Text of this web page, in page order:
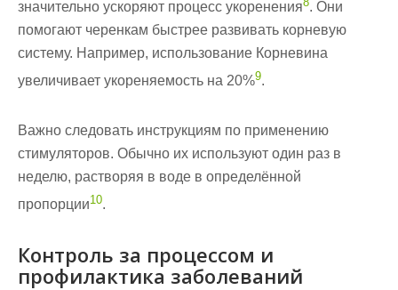
значительно ускоряют процесс укоренения . Они
помогают черенкам быстрее развивать корневую
систему. Например, использование Корневина
увеличивает укореняемость на 20%9.
Важно следовать инструкциям по применению
стимуляторов. Обычно их используют один раз в
неделю, растворяя в воде в определённой
пропорции10.
Контроль за процессом и
профилактика заболеваний